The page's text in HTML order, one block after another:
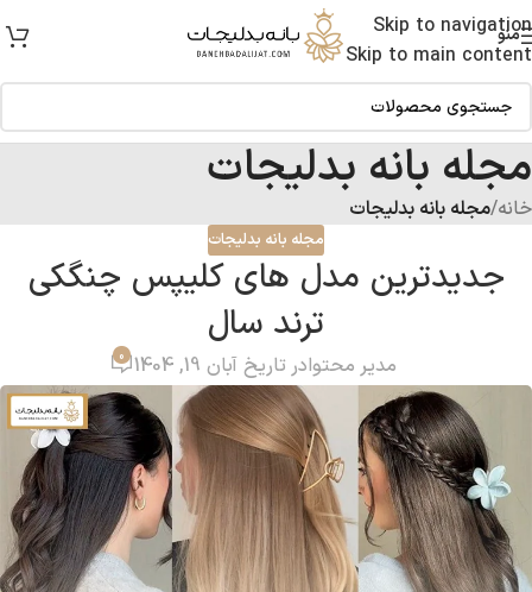
Skip to navigation
Skip to main content
منو
مجله بانه بدلیجات
خانه/مجله بانه بدلیجات
مجله بانه بدلیجات
جدیدترین مدل‌ های کلیپس چنگکی
ترند سال
مدیر محتوادر تاریخ آبان 19, 1404 0